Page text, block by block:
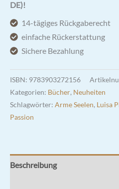
DE)!
14-tägiges Rückgaberecht
einfache Rückerstattung
Sichere Bezahlung
ISBN: 9783903272156
Kategorien: Bücher, Neuheiten
Schlagwörter: Arme Seelen, Luisa
Passion
Beschreibung